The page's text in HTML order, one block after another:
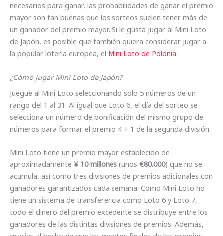
necesarios para ganar, las probabilidades de ganar el premio
mayor son tan buenas que los sorteos suelen tener más de
un ganador del premio mayor. Si le gusta jugar al Mini Loto
de Japón, es posible que también quiera considerar jugar a
la popular lotería europea, el Mini Loto de Polonia.
¿Cómo jugar Mini Loto de Japón?
Juegue al Mini Loto seleccionando solo 5 números de un
rango del 1 al 31. Al igual que Loto 6, el día del sorteo se
selecciona un número de bonificación del mismo grupo de
números para formar el premio 4 + 1 de la segunda división.
Mini Loto tiene un premio mayor establecido de
aproximadamente ¥ 10 millones (unos €80.000) que no se
acumula, así como tres divisiones de premios adicionales con
ganadores garantizados cada semana. Como Mini Loto no
tiene un sistema de transferencia como Loto 6 y Loto 7,
todo el dinero del premio excedente se distribuye entre los
ganadores de las distintas divisiones de premios. Además,